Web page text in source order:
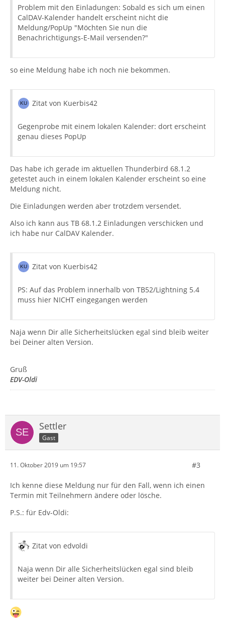
Problem mit den Einladungen: Sobald es sich um einen
CalDAV-Kalender handelt erscheint nicht die
Meldung/PopUp "Möchten Sie nun die
Benachrichtigungs-E-Mail versenden?"
so eine Meldung habe ich noch nie bekommen.
Zitat von Kuerbis42
Gegenprobe mit einem lokalen Kalender: dort erscheint
genau dieses PopUp
Das habe ich gerade im aktuellen Thunderbird 68.1.2
getestet auch in einem lokalen Kalender erscheint so eine
Meldung nicht.
Die Einladungen werden aber trotzdem versendet.
Also ich kann aus TB 68.1.2 Einladungen verschicken und
ich habe nur CalDAV Kalender.
Zitat von Kuerbis42
PS: Auf das Problem innerhalb von TB52/Lightning 5.4
muss hier NICHT eingegangen werden
Naja wenn Dir alle Sicherheitslücken egal sind bleib weiter
bei Deiner alten Version.
Gruß
EDV-Oldi
Settler
Gast
11. Oktober 2019 um 19:57 #3
Ich kenne diese Meldung nur für den Fall, wenn ich einen
Termin mit Teilnehmern ändere oder lösche.
P.S.: für Edv-Oldi:
Zitat von edvoldi
Naja wenn Dir alle Sicherheitslücken egal sind bleib
weiter bei Deiner alten Version.